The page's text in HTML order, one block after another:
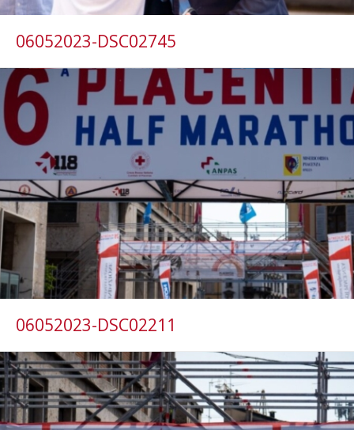
06052023-DSC02745
06052023-DSC02211